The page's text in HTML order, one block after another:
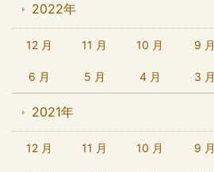
2022年
12 月 11 月 10 月 9 月
6 月 5 月 4 月 3 月
2021年
12 月 11 月 10 月 9 月